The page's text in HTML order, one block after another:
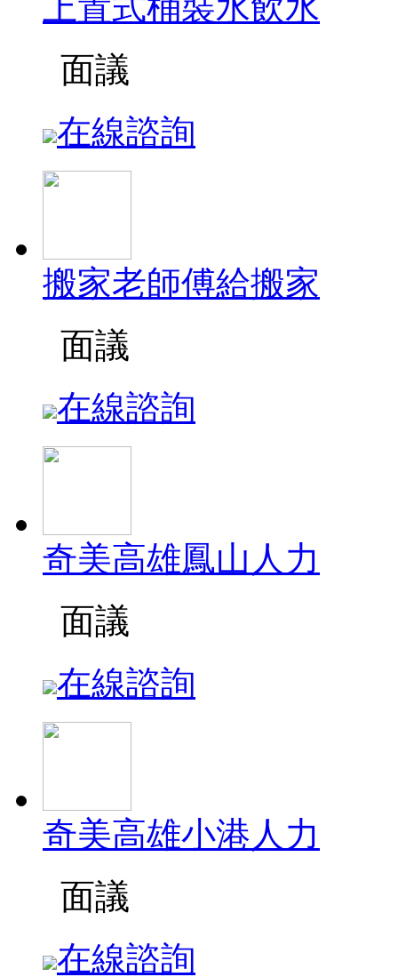
面議
在線諮詢
搬家老師傅給搬家
面議
在線諮詢
奇美高雄鳳山人力
面議
在線諮詢
奇美高雄小港人力
面議
在線諮詢